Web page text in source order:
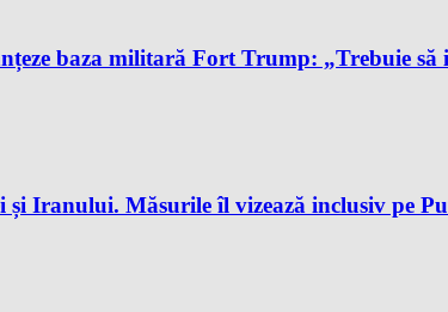
baza militară Fort Trump: „Trebuie
Iranului. Măsurile îl vizează inclusiv pe